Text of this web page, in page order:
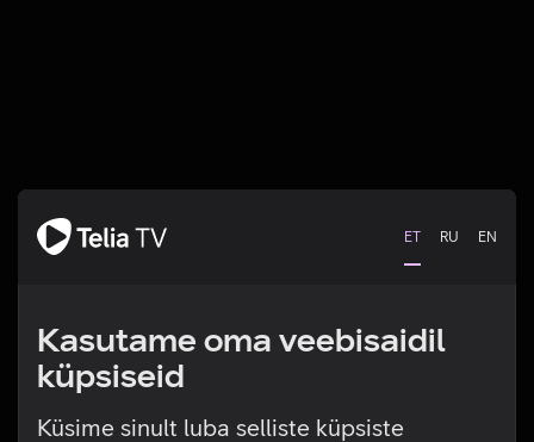
ET RU EN
Kasutame oma veebisaidil
küpsiseid
Küsime sinult luba selliste küpsiste